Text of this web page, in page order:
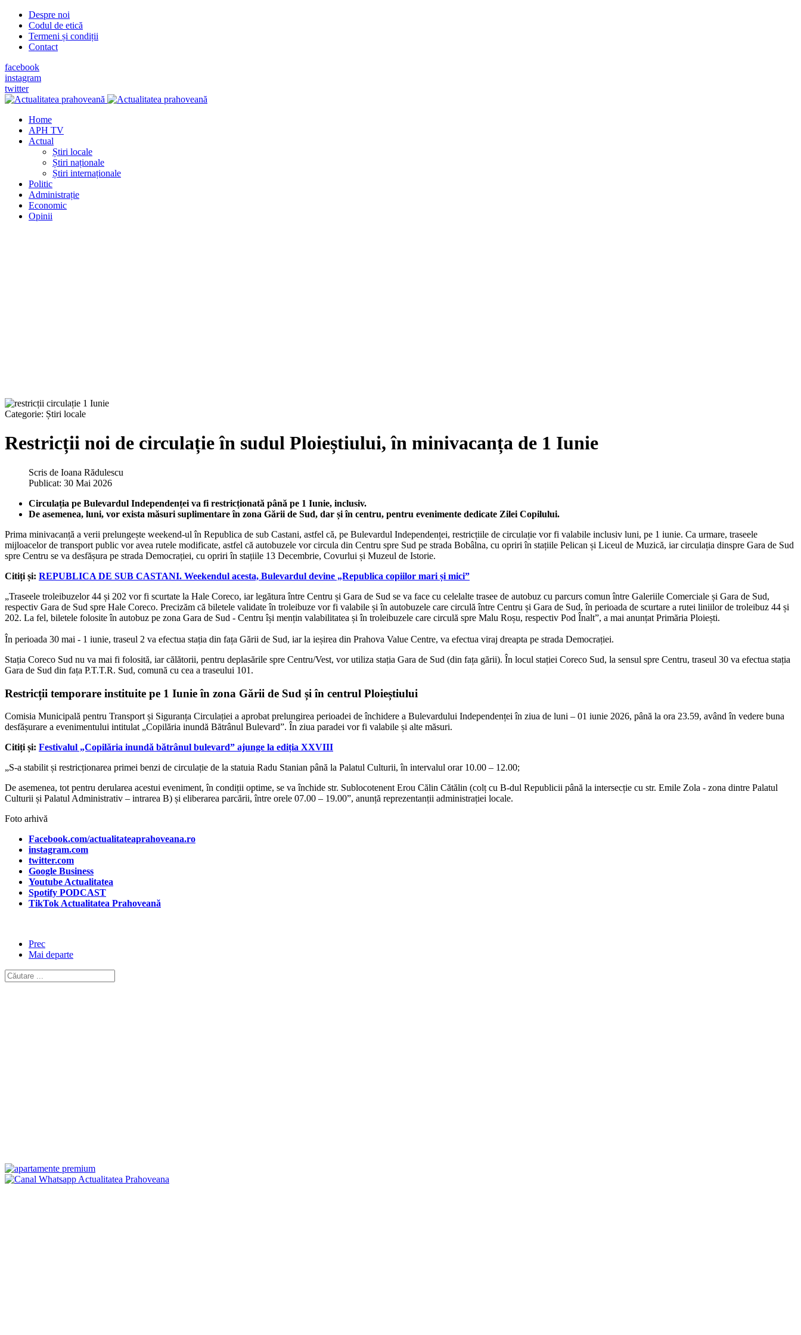
Despre noi
Codul de etică
Termeni și condiții
Contact
facebook
instagram
twitter
Home
APH TV
Actual
Știri locale
Știri naționale
Știri internaționale
Politic
Administrație
Economic
Opinii
Categorie: Știri locale
Restricții noi de circulație în sudul Ploieștiului, în minivacanța de 1 Iunie
Scris de Ioana Rădulescu
Publicat: 30 Mai 2026
Circulația pe Bulevardul Independenței va fi restricționată până pe 1 Iunie, inclusiv.
De asemenea, luni, vor exista măsuri suplimentare în zona Gării de Sud, dar și în centru, pentru evenimente dedicate Zilei Copilului.
Prima minivacanță a verii prelungește weekend-ul în Republica de sub Castani, astfel că, pe Bulevardul Independenței, restricțiile de circulație vor fi valabile inclusiv luni, pe 1 iunie. Ca urmare, traseele
mijloacelor de transport public vor avea rutele modificate, astfel că autobuzele vor circula din Centru spre Sud pe strada Bobâlna, cu opriri în stațiile Pelican și Liceul de Muzică, iar circulația dinspre Gara de Sud
spre Centru se va desfășura pe strada Democrației, cu opriri în stațiile 13 Decembrie, Covurlui și Muzeul de Istorie.
Citiți și: REPUBLICA DE SUB CASTANI. Weekendul acesta, Bulevardul devine „Republica copiilor mari și mici”
„Traseele troleibuzelor 44 și 202 vor fi scurtate la Hale Coreco, iar legătura între Centru și Gara de Sud se va face cu celelalte trasee de autobuz cu parcurs comun între Galeriile Comerciale și Gara de Sud,
respectiv Gara de Sud spre Hale Coreco. Precizăm că biletele validate în troleibuze vor fi valabile și în autobuzele care circulă între Centru și Gara de Sud, în perioada de scurtare a rutei liniilor de troleibuz 44 și
202. La fel, biletele folosite în autobuz pe zona Gara de Sud - Centru își mențin valabilitatea și în troleibuzele care circulă spre Malu Roșu, respectiv Pod Înalt”, a mai anunțat Primăria Ploiești.
În perioada 30 mai - 1 iunie, traseul 2 va efectua stația din fața Gării de Sud, iar la ieșirea din Prahova Value Centre, va efectua viraj dreapta pe strada Democrației.
Stația Coreco Sud nu va mai fi folosită, iar călătorii, pentru deplasările spre Centru/Vest, vor utiliza stația Gara de Sud (din fața gării). În locul stației Coreco Sud, la sensul spre Centru, traseul 30 va efectua stația
Gara de Sud din fața P.T.T.R. Sud, comună cu cea a traseului 101.
Restricții temporare instituite pe 1 Iunie în zona Gării de Sud și în centrul Ploieștiului
Comisia Municipală pentru Transport și Siguranța Circulației a aprobat prelungirea perioadei de închidere a Bulevardului Independenței în ziua de luni – 01 iunie 2026, până la ora 23.59, având în vedere buna
desfășurare a evenimentului intitulat „Copilăria inundă Bătrânul Bulevard”. În ziua paradei vor fi valabile și alte măsuri.
Citiți și: Festivalul „Copilăria inundă bătrânul bulevard” ajunge la ediția XXVIII
„S-a stabilit și restricționarea primei benzi de circulație de la statuia Radu Stanian până la Palatul Culturii, în intervalul orar 10.00 – 12.00;
De asemenea, tot pentru derularea acestui eveniment, în condiții optime, se va închide str. Sublocotenent Erou Călin Cătălin (colț cu B-dul Republicii până la intersecție cu str. Emile Zola - zona dintre Palatul
Culturii și Palatul Administrativ – intrarea B) și eliberarea parcării, între orele 07.00 – 19.00”, anunță reprezentanții administrației locale.
Foto arhivă
Facebook.com/actualitateaprahoveana.ro
instagram.com
twitter.com
Google Business
Youtube Actualitatea
Spotify PODCAST
TikTok Actualitatea Prahoveană
Prec
Mai departe